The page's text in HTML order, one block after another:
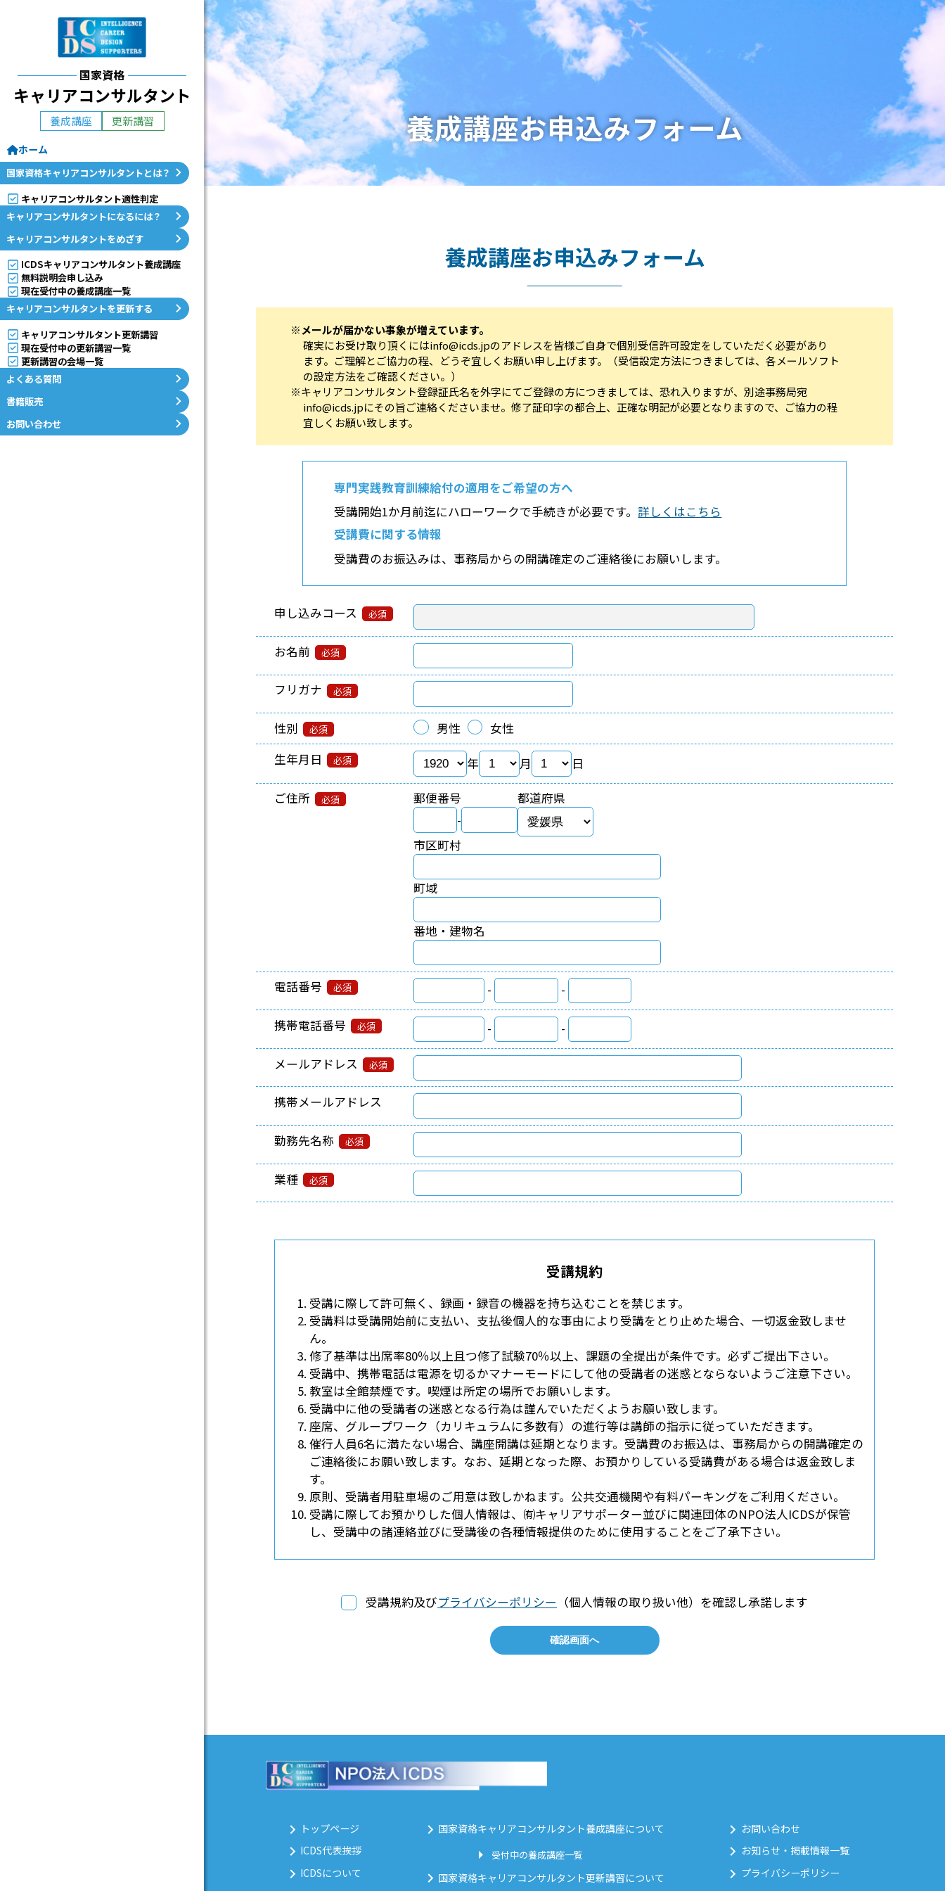
資
格
応
講
座
I
C
D
S
キ
ャ
リ
国家資格
キャリアコンサルタント
養成講座 更新講習
ホーム
国家資格キャリアコンサルタントとは？
キャリアコンサルタント適性判定
キャリアコンサルタントになるには？
キャリアコンサルタントをめざす
ICDSキャリアコンサルタント養成講座
無料説明会申し込み
現在受付中の養成講座一覧
キャリアコンサルタントを更新する
キャリアコンサルタント更新講習
現在受付中の更新講習一覧
更新講習の会場一覧
よくある質問
書籍販売
お問い合わせ
養成講座お申込みフォーム
養成講座お申込みフォーム
※メールが届かない事象が増えています。
確実にお受け取り頂くにはinfo@icds.jpのアドレスを皆様ご自身で個別受信許可設定をしていただく必要があり
ます。ご理解とご協力の程、どうぞ宜しくお願い申し上げます。（受信設定方法につきましては、各メールソフト
の設定方法をご確認ください。）
※キャリアコンサルタント登録証氏名を外字にてご登録の方につきましては、恐れ入りますが、別途事務局宛
info@icds.jpにその旨ご連絡くださいませ。修了証印字の都合上、正確な明記が必要となりますので、ご協力の程
宜しくお願い致します。
専門実践教育訓練給付の適用をご希望の方へ
受講開始1か月前迄にハローワークで手続きが必要です。詳しくはこちら
受講費に関する情報
受講費のお振込みは、事務局からの開講確定のご連絡後にお願いします。
申し込みコース 必須
お名前 必須
フリガナ 必須
性別 必須 男性
女性
生年月日
必須 年 月 日
ご住所 必須
郵便番号
-
都道府県
市区町村
町域
番地・建物名
電話番号 必須 - -
携帯電話番号 必須 - -
メールアドレス 必須
携帯メールアドレス
勤務先名称 必須
業種 必須
受講規約
受講に際して許可無く、録画・録音の機器を持ち込むことを禁じます。
受講料は受講開始前に支払い、支払後個人的な事由により受講をとり止めた場合、一切返金致しませ
ん。
修了基準は出席率80％以上且つ修了試験70％以上、課題の全提出が条件です。必ずご提出下さい。
受講中、携帯電話は電源を切るかマナーモードにして他の受講者の迷惑とならないようご注意下さい。
教室は全館禁煙です。喫煙は所定の場所でお願いします。
受講中に他の受講者の迷惑となる行為は謹んでいただくようお願い致します。
座席、グループワーク（カリキュラムに多数有）の進行等は講師の指示に従っていただきます。
催行人員6名に満たない場合、講座開講は延期となります。受講費のお振込は、事務局からの開講確定の
ご連絡後にお願い致します。なお、延期となった際、お預かりしている受講費がある場合は返金致しま
す。
原則、受講者用駐車場のご用意は致しかねます。公共交通機関や有料パーキングをご利用ください。
受講に際してお預かりした個人情報は、㈲キャリアサポーター並びに関連団体のNPO法人ICDSが保管
し、受講中の諸連絡並びに受講後の各種情報提供のために使用することをご了承下さい。
受講規約及びプライバシーポリシー （個人情報の取り扱い他）を確認し承諾します
トップページ
ICDS代表挨拶
ICDSについて
国家資格キャリアコンサルタント養成講座について
受付中の養成講座一覧
国家資格キャリアコンサルタント更新講習について
お問い合わせ
お知らせ・掲載情報一覧
プライバシーポリシー